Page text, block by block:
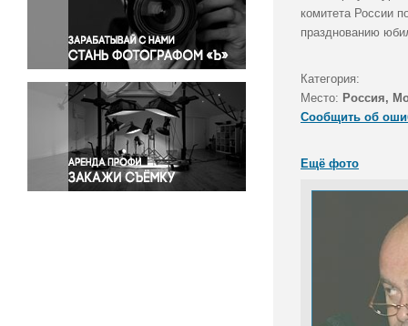
Правосудие
Происшествия и конфликты
Религия
Светская жизнь
Спорт
Экология
Экономика и бизнес
комитета России
празднованию
Категория:
Место: Россия,
Сообщить об
Ещё фото